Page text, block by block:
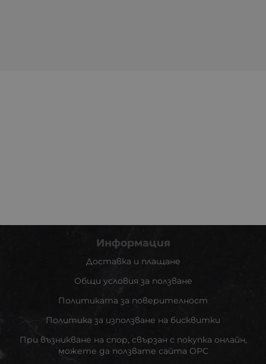
Информация
Доставка и плащане
Общи условия за ползване
Политиката за поверителност
Политика за използване на бисквитки
При възникване на спор, свързан с покупка онлайн,
можете да ползвате сайта ОРС